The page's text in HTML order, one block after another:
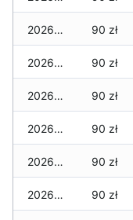
2026-07-24 90 zł
2026-07-23 90 zł
2026-07-22 90 zł
2026-07-21 90 zł
2026-07-20 90 zł
2026-07-18 90 zł